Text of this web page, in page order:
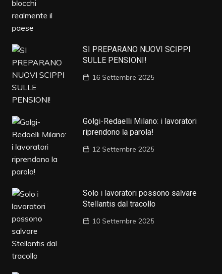
SI PREPARANO NUOVI SCIPPI
SULLE PENSIONI!
16 Settembre 2025
Golgi-Redaelli Milano: i lavoratori
riprendono la parola!
12 Settembre 2025
Solo i lavoratori possono salvare
Stellantis dal tracollo
10 Settembre 2025